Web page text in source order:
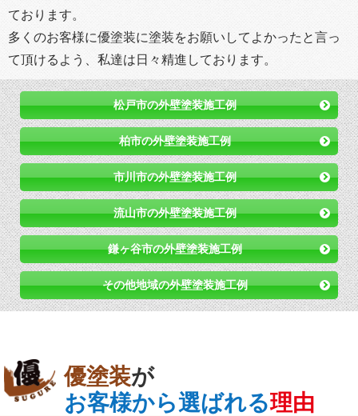
ております。
多くのお客様に優塗装に塗装をお願いしてよかったと言っ
て頂けるよう、私達は日々精進しております。
松戸市の外壁塗装施工例
柏市の外壁塗装施工例
市川市の外壁塗装施工例
流山市の外壁塗装施工例
鎌ヶ谷市の外壁塗装施工例
その他地域の外壁塗装施工例
優塗装が
お客様から選ばれる理由